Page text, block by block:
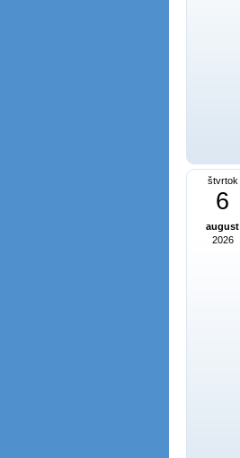
štvrtok
6
august
2026